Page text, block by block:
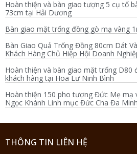
Hoàn thiện và bàn giao tượng 5 cụ tổ
73cm tại Hải Dương
Bàn giao mặt trống đồng gò mạ vàng
Bàn Giao Quả Trống Đồng 80cm Dát
Khách Hàng Chủ Hiệp Hội Doanh
Hoàn thiện và bàn giao mặt trống D80
khách hàng tại Hoa Lư Ninh Bình
Hoàn thiện 150 pho tượng Đức Mẹ mạ
Ngọc Khánh Linh mục Đức Cha Đa
THÔNG TIN LIÊN HỆ